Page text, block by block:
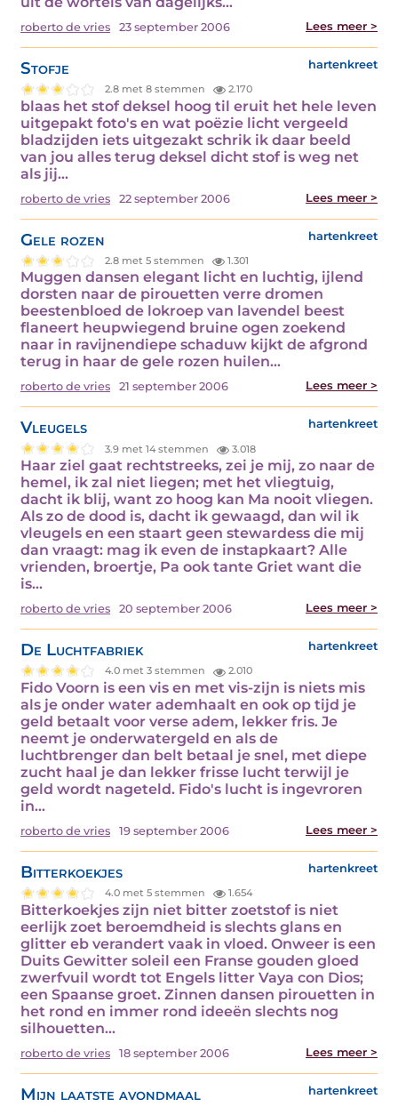
roberto de vries 23 september 2006 Lees meer >
Stofje hartenkreet
2.8 met 8 stemmen 2.170
blaas het stof deksel hoog til eruit het hele leven
uitgepakt foto's en wat poëzie licht vergeeld
bladzijden iets uitgezakt schrik ik daar beeld
van jou alles terug deksel dicht stof is weg net
als jij…
roberto de vries 22 september 2006 Lees meer >
Gele rozen hartenkreet
2.8 met 5 stemmen 1.301
Muggen dansen elegant licht en luchtig, ijlend
dorsten naar de pirouetten verre dromen
beestenbloed de lokroep van lavendel beest
flaneert heupwiegend bruine ogen zoekend
naar in ravijnendiepe schaduw kijkt de afgrond
terug in haar de gele rozen huilen…
roberto de vries 21 september 2006 Lees meer >
Vleugels hartenkreet
3.9 met 14 stemmen 3.018
Haar ziel gaat rechtstreeks, zei je mij, zo naar de
hemel, ik zal niet liegen; met het vliegtuig,
dacht ik blij, want zo hoog kan Ma nooit vliegen.
Als zo de dood is, dacht ik gewaagd, dan wil ik
vleugels en een staart geen stewardess die mij
dan vraagt: mag ik even de instapkaart? Alle
vrienden, broertje, Pa ook tante Griet want die
is…
roberto de vries 20 september 2006 Lees meer >
De Luchtfabriek hartenkreet
4.0 met 3 stemmen 2.010
Fido Voorn is een vis en met vis-zijn is niets mis
als je onder water ademhaalt en ook op tijd je
geld betaalt voor verse adem, lekker fris. Je
neemt je onderwatergeld en als de
luchtbrenger dan belt betaal je snel, met diepe
zucht haal je dan lekker frisse lucht terwijl je
geld wordt nageteld. Fido's lucht is ingevroren
in…
roberto de vries 19 september 2006 Lees meer >
Bitterkoekjes hartenkreet
4.0 met 5 stemmen 1.654
Bitterkoekjes zijn niet bitter zoetstof is niet
eerlijk zoet beroemdheid is slechts glans en
glitter eb verandert vaak in vloed. Onweer is een
Duits Gewitter soleil een Franse gouden gloed
zwerfvuil wordt tot Engels litter Vaya con Dios;
een Spaanse groet. Zinnen dansen pirouetten in
het rond en immer rond ideeën slechts nog
silhouetten…
roberto de vries 18 september 2006 Lees meer >
Mijn laatste avondmaal hartenkreet